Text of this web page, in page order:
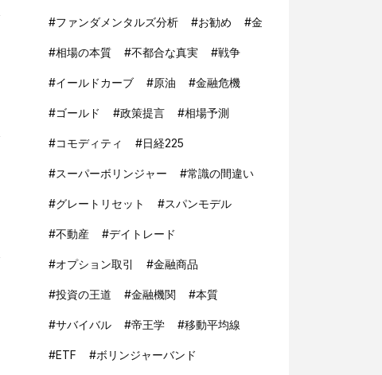
#ファンダメンタルズ分析 #お勧め #金
#相場の本質 #不都合な真実 #戦争
#イールドカーブ #原油 #金融危機
#ゴールド #政策提言 #相場予測
#コモディティ #日経225
#スーパーボリンジャー #常識の間違い
#グレートリセット #スパンモデル
#不動産 #デイトレード
#オプション取引 #金融商品
#投資の王道 #金融機関 #本質
#サバイバル #帝王学 #移動平均線
#ETF #ボリンジャーバンド